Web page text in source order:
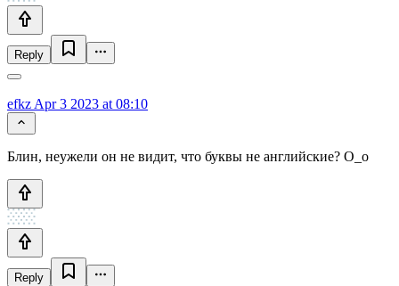
Reply
efkz Apr 3 2023 at 08:10
Блин, неужели он не видит, что буквы не английские? О_о
Reply